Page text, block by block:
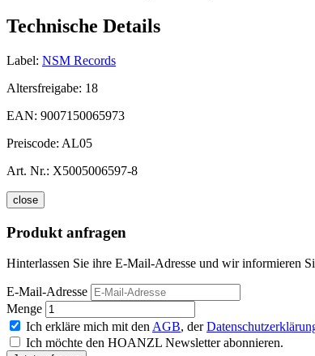
Technische Details
Label: NSM Records
Altersfreigabe: 18
EAN: 9007150065973
Preiscode: AL05
Art. Nr.: X5005006597-8
close
Produkt anfragen
Hinterlassen Sie ihre E-Mail-Adresse und wir informieren
E-Mail-Adresse
Menge
Ich erkläre mich mit den AGB, der
Ich möchte den HOANZL Newsletter abonnieren.